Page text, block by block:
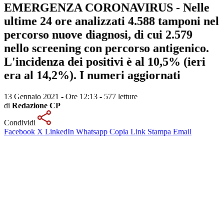
EMERGENZA CORONAVIRUS - Nelle
ultime 24 ore analizzati 4.588 tamponi nel
percorso nuove diagnosi, di cui 2.579
nello screening con percorso antigenico.
L'incidenza dei positivi è al 10,5% (ieri
era al 14,2%). I numeri aggiornati
13 Gennaio 2021 - Ore 12:13 - 577 letture
di Redazione CP
Condividi
Facebook X LinkedIn Whatsapp Copia Link Stampa Email